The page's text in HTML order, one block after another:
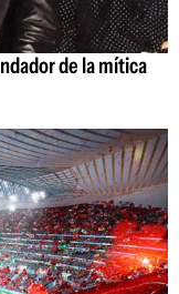
de la mítica